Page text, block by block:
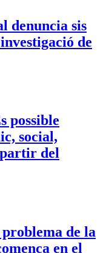
denuncia sis
de
possible
social,
del
de la
en el